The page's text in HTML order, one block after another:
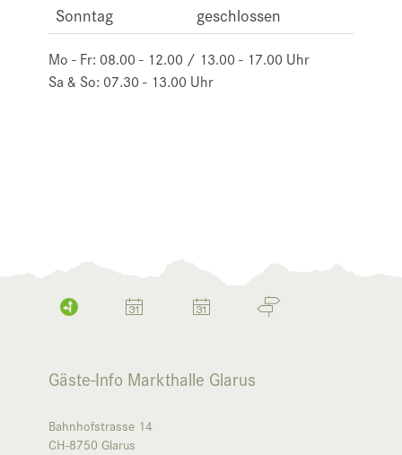
Sonntag
geschlossen
Mo - Fr: 08.00 - 12.00 / 13.00 - 17.00 Uhr
Sa & So: 07.30 - 13.00 Uhr
Gäste-Info Markthalle Glarus
Bahnhofstrasse 14
CH-8750 Glarus